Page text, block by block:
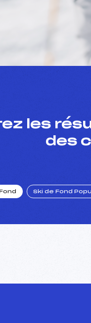
les
des
Ski de Fond